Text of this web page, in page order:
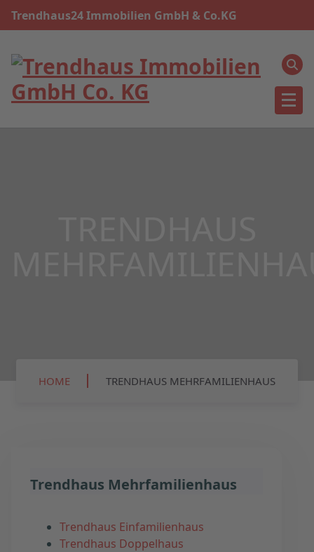
Trendhaus24 Immobilien GmbH & Co.KG
HOME TRENDHAUS MEHRFAMILIENHAUS
Trendhaus Mehrfamilienhaus
Trendhaus Einfamilienhaus
Trendhaus Doppelhaus